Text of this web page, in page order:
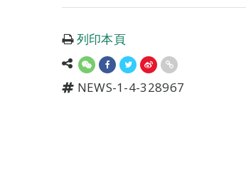
列印本頁
NEWS-1-4-328967